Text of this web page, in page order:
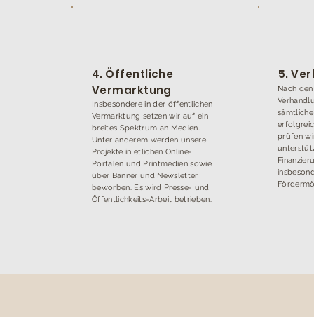
4. Öffentliche
Vermarktung
Insbesondere in der öffentlichen
Vermarktung setzen wir auf ein
breites Spektrum an Medien.
Unter anderem werden unsere
Projekte in etlichen Online-
Portalen und Printmedien sowie
über Banner und Newsletter
beworben. Es wird Presse- und
Öffentlichkeits-Arbeit betrieben.
5.
Nach
prüfen